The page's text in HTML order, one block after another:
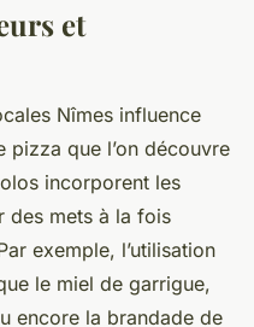
et
Nîmes influence
pizza que l’on découvre
incorporent les
des mets à la fois
exemple, l’utilisation
le miel de garrigue,
encore la brandade de